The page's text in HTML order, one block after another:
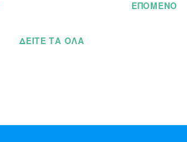
ΔΕΊΤΕ ΤΑ ΌΛΑ
ΕΠΟΜΕΝΟ